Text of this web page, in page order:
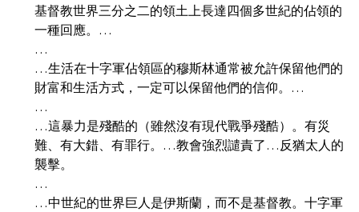
基督教世界三分之二的領土上長達四個多世紀的佔領的
一種回應。…
…
…生活在十字軍佔領區的穆斯林通常被允許保留他們的
財富和生活方式，一定可以保留他們的信仰。…
…
…這暴力是殘酷的（雖然沒有現代戰爭殘酷）。有災
難、有大錯、有罪行。…教會強烈譴責了…反猶太人的
襲擊。
…
…中世紀的世界巨人是伊斯蘭，而不是基督教。十字軍